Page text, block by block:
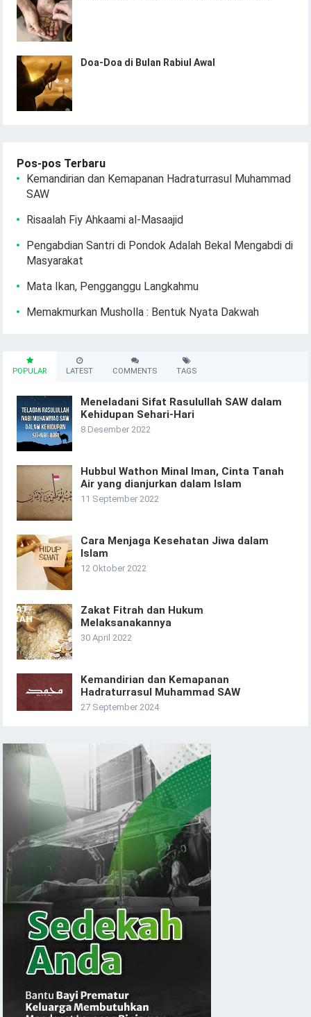
Doa-Doa di Bulan Rabiul Awal
Pos-pos Terbaru
Kemandirian dan Kemapanan Hadraturrasul Muhammad
SAW
Risaalah Fiy Ahkaami al-Masaajid
Pengabdian Santri di Pondok Adalah Bekal Mengabdi di
Masyarakat
Mata Ikan, Pengganggu Langkahmu
Memakmurkan Musholla : Bentuk Nyata Dakwah
POPULAR LATEST COMMENTS TAGS
Meneladani Sifat Rasulullah SAW dalam
Kehidupan Sehari-Hari
8 Desember 2022
Hubbul Wathon Minal Iman, Cinta Tanah
Air yang dianjurkan dalam Islam
11 September 2022
Cara Menjaga Kesehatan Jiwa dalam
Islam
12 Oktober 2022
Zakat Fitrah dan Hukum
Melaksanakannya
30 April 2022
Kemandirian dan Kemapanan
Hadraturrasul Muhammad SAW
27 September 2024